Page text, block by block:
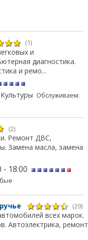
(1)
и
диагностика.
и ремо...
Обслуживаем:
(2)
Ремонт ДВС,
Замена масла, замена
18:00
(29)
всех марок.
Автоэлектрика, ремонт